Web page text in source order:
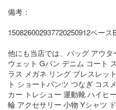
備考：
150826002937720250912ベース
他にも当店では、バッグ アウ
ウェット Gパン デニム コート
ラス メガネ リング ブレスレッ
ト ショートパンツ つなぎ コス
カー トレシュー 運動靴 ハイヒ
輪 アクセサリー 小物 Yシャツ